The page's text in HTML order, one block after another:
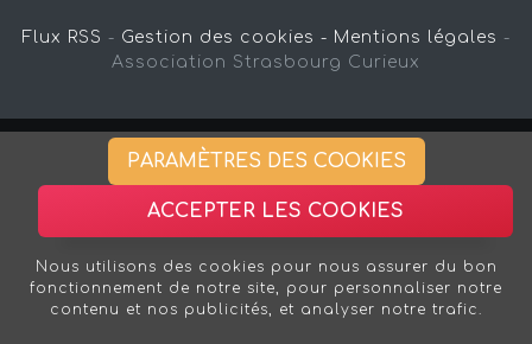
Flux RSS - Gestion des cookies - Mentions légales -
Association Strasbourg Curieux
PARAMÈTRES DES COOKIES
ACCEPTER LES COOKIES
Nous utilisons des cookies pour nous assurer du bon
fonctionnement de notre site, pour personnaliser notre
contenu et nos publicités, et analyser notre trafic.